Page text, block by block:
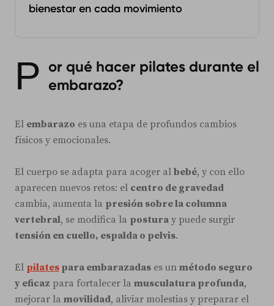
bienestar en cada movimiento
P or qué hacer pilates durante el
embarazo?
El embarazo es una etapa de profundos cambios
físicos y emocionales.
El cuerpo se adapta para acoger al bebé, y con ello
aparecen nuevos retos: el centro de gravedad
cambia, aumenta la presión sobre la columna
vertebral, se modifica la postura y puede surgir
tensión en cuello, espalda o pelvis.
El pilates para embarazadas es un método seguro
y eficaz para fortalecer la musculatura profunda,
mejorar la movilidad, aliviar molestias y preparar el